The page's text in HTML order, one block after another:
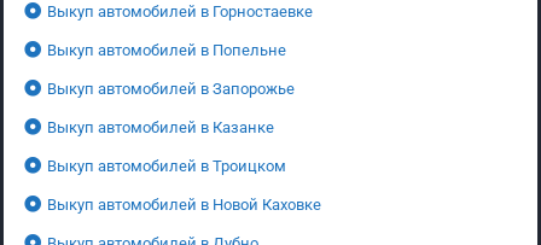
Выкуп автомобилей в Горностаевке
Выкуп автомобилей в Попельне
Выкуп автомобилей в Запорожье
Выкуп автомобилей в Казанке
Выкуп автомобилей в Троицком
Выкуп автомобилей в Новой Каховке